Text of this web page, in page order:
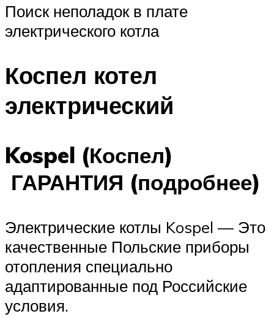
Поиск неполадок в плате
электрического котла
Коспел котел
электрический
Kospel (Коспел)
ГАРАНТИЯ (подробнее)
Электрические котлы Kospel — Это
качественные Польские приборы
отопления специально
адаптированные под Российские
условия.